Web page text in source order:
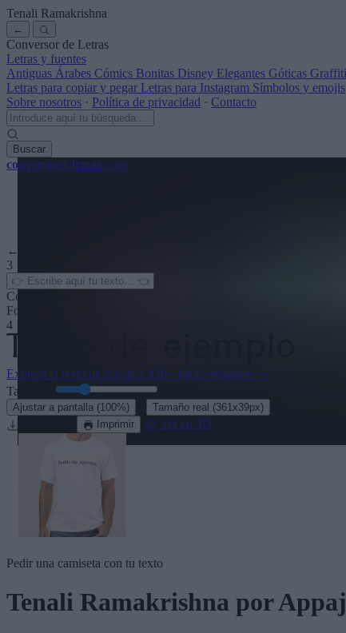
Tenali Ramakrishna
←
Conversor de Letras
Letras y fuentes
Antiguas Árabes Cómics Bonitas Disney Elegantes Góticas
Letras para copiar y pegar Letras para Instagram Símbolos y emojis
Sobre nosotros · Política de privacidad · Contacto
Buscar
conversordeletras.com
← Ver más
3
Color del texto
Fondo
4
Explora el resto de nuestras 430+ letras elegantes →
Tamaño:
Ajustar a pantalla (100%) Tamaño real (361x39px)
Imprimir Ver en 3D
Pedir una camiseta con tu texto
Tenali Ramakrishna por